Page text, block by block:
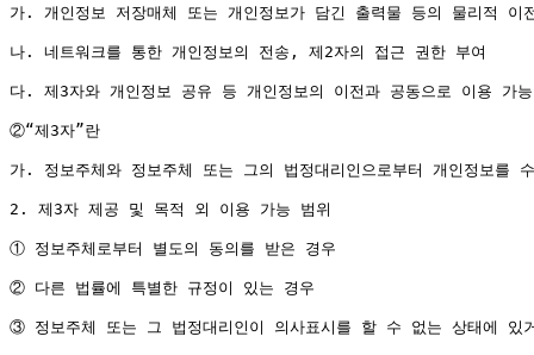
가. 개인정보 저장매체 또는 개인정보가 담긴 출력물 등의 물리적 이
나. 네트워크를 통한 개인정보의 전송, 제2자의 접근 권한 부여
다. 제3자와 개인정보 공유 등 개인정보의 이전과 공동으로 이용 가
②“제3자”란
가. 정보주체와 정보주체 또는 그의 법정대리인으로부터 개인정보를
2. 제3자 제공 및 목적 외 이용 가능 범위
① 정보주체로부터 별도의 동의를 받은 경우
② 다른 법률에 특별한 규정이 있는 경우
③ 정보주체 또는 그 법정대리인이 의사표시를 할 수 없는 상태에 있